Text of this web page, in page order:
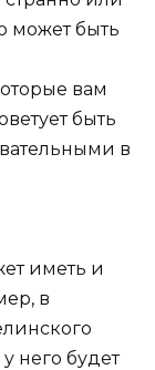
может быть
вам
быть
в
иметь и
в
него будет